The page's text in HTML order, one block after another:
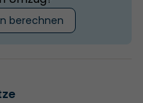
berechnen